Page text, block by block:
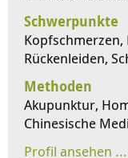
Schwerpunkte
Rückenleiden,
Methoden
Akupunktur,
Chinesische